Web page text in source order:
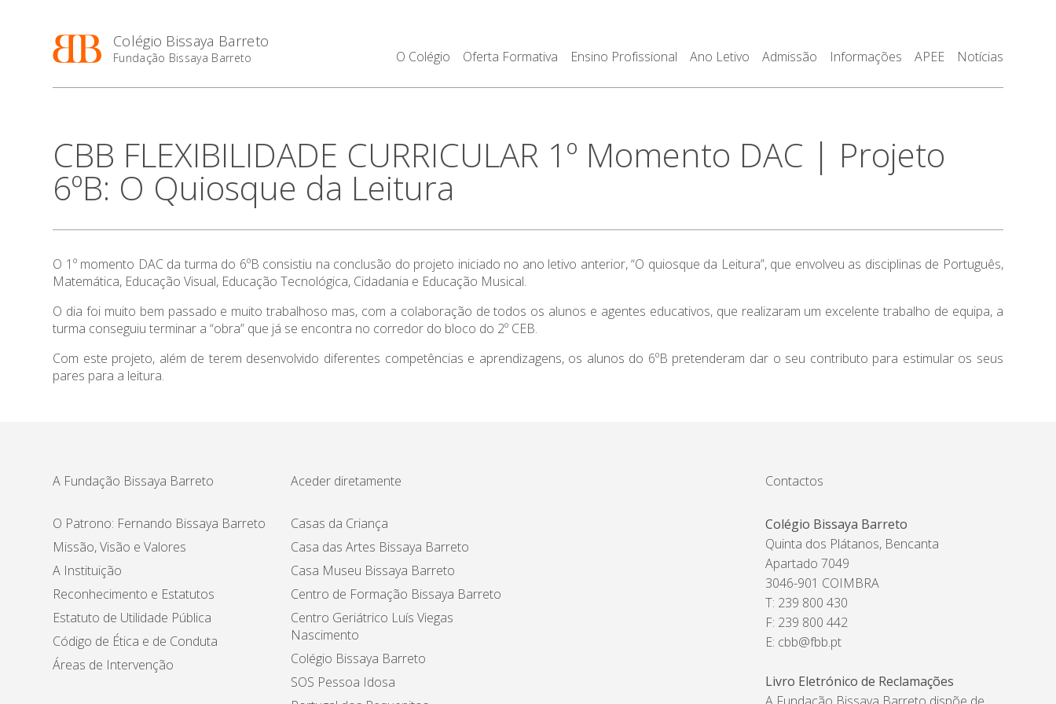
Colégio Bissaya Barreto
Fundação Bissaya Barreto O Colégio Oferta Formativa Ensino Profissional Ano Letivo Admissão Informações APEE Notícias
CBB FLEXIBILIDADE CURRICULAR 1º Momento DAC | Projeto
6ºB: O Quiosque da Leitura
O 1º momento DAC da turma do 6ºB consistiu na conclusão do projeto iniciado no ano letivo anterior, “O quiosque da Leitura”, que envolveu as disciplinas de Português,
Matemática, Educação Visual, Educação Tecnológica, Cidadania e Educação Musical.
O dia foi muito bem passado e muito trabalhoso mas, com a colaboração de todos os alunos e agentes educativos, que realizaram um excelente trabalho de equipa, a
turma conseguiu terminar a “obra” que já se encontra no corredor do bloco do 2º CEB.
Com este projeto, além de terem desenvolvido diferentes competências e aprendizagens, os alunos do 6ºB pretenderam dar o seu contributo para estimular os seus
pares para a leitura.
A Fundação Bissaya Barreto
O Patrono: Fernando Bissaya Barreto
Missão, Visão e Valores
A Instituição
Reconhecimento e Estatutos
Estatuto de Utilidade Pública
Código de Ética e de Conduta
Áreas de Intervenção
Aceder diretamente
Casas da Criança
Casa das Artes Bissaya Barreto
Casa Museu Bissaya Barreto
Centro de Formação Bissaya Barreto
Centro Geriátrico Luís Viegas
Nascimento
Colégio Bissaya Barreto
SOS Pessoa Idosa
Contactos
Colégio Bissaya Barreto
Quinta dos Plátanos, Bencanta
Apartado 7049
3046-901 COIMBRA
T: 239 800 430
F: 239 800 442
E: cbb@fbb.pt
Livro Eletrónico de Reclamações